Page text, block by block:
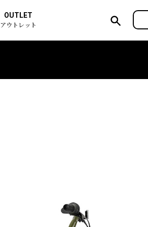
OUTLET
アウトレット